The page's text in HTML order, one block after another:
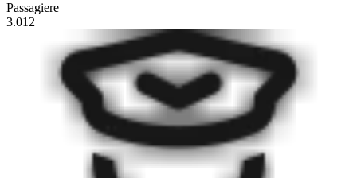
Passagiere
3.012